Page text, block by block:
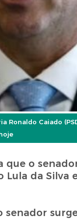
Caiado
que o
da Silva
senador